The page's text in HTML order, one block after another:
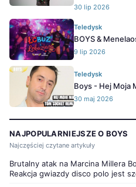
30 lip 2026
Teledysk
BOYS &
9 lip 2026
Teledysk
Boys - Hej Moja
30 maj 2026
NAJPOPULARNIEJSZE O BOYS
Najczęściej czytane artykuły
Brutalny atak na Marcina Millera
Reakcja gwiazdy disco polo jest